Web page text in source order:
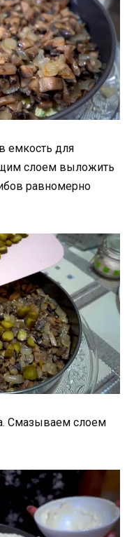
емкость для
слоем выложить
равномерно
Смазываем слоем